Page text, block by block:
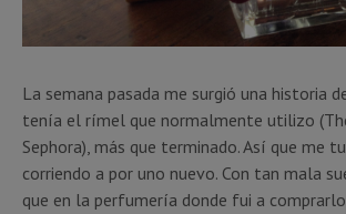
La semana pasada me surgió una historia
tenía el rímel que normalmente utilizo
Sephora), más que terminado. Así que me
corriendo a por uno nuevo. Con tan mala
que en la perfumería donde fui a